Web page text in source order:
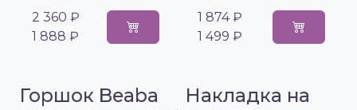
2 360 ₽
1 888 ₽
1 874 ₽
1 499 ₽
Горшок Beaba
Накладка на